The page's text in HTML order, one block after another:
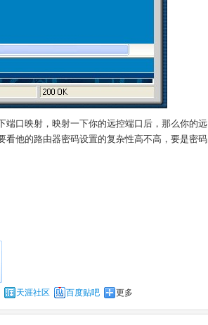
口映射，映射一下你的远控端口后，那么你的远
他的路由器密码设置的复杂性高不高，要是密码
天涯社区 百度贴吧 更多